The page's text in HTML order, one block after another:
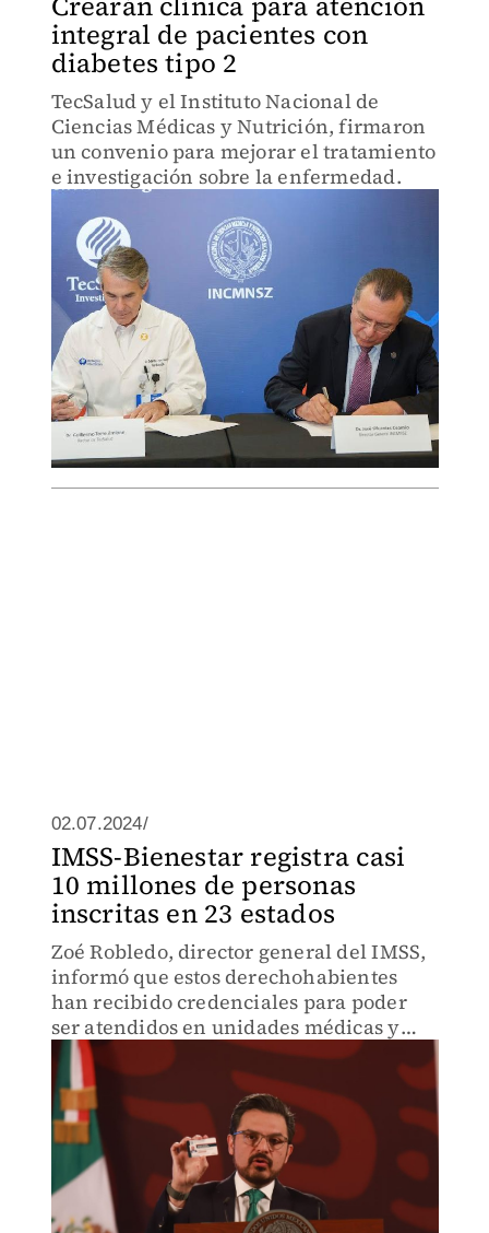
integral de pacientes con
diabetes tipo 2
TecSalud y el Instituto Nacional de
Ciencias Médicas y Nutrición, firmaron
un convenio para mejorar el tratamiento
e investigación sobre la enfermedad.
02.07.2024/
IMSS-Bienestar registra casi
10 millones de personas
inscritas en 23 estados
Zoé Robledo, director general del IMSS,
informó que estos derechohabientes
han recibido credenciales para poder
ser atendidos en unidades médicas y
hospitales de los 23 estados registrados.